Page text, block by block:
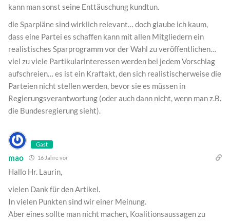
kann man sonst seine Enttäuschung kundtun.
die Sparpläne sind wirklich relevant… doch glaube ich kaum,
dass eine Partei es schaffen kann mit allen Mitgliedern ein
realistisches Sparprogramm vor der Wahl zu veröffentlichen…
viel zu viele Partikularinteressen werden bei jedem Vorschlag
aufschreien… es ist ein Kraftakt, den sich realistischerweise die
Parteien nicht stellen werden, bevor sie es müssen in
Regierungsverantwortung (oder auch dann nicht, wenn man z.B.
die Bundesregierung sieht).
Gast
mao 16 Jahre vor
Hallo Hr. Laurin,
vielen Dank für den Artikel.
In vielen Punkten sind wir einer Meinung.
Aber eines sollte man nicht machen, Koalitionsaussagen zu